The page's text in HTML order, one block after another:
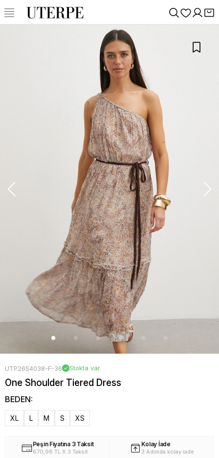
UTP26S4038-F-36 Stokta var
One Shoulder Tiered Dress
BEDEN:
XL L M S XS
Peşin Fiyatına 3 Taksit
670,98 TL X 3 Taksit
Kolay İade
3 Adımda kolay iade